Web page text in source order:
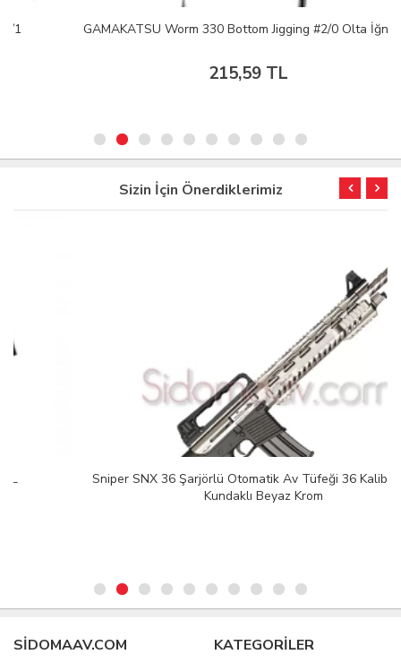
GAMAKATSU Worm 330 Bottom Jigging #2/0 Olta İğnesi
215,59 TL
Sizin İçin Önerdiklerimiz
Sniper SNX 36 Şarjörlü Otomatik Av Tüfeği 36 Kalibre Metal
Kundaklı Beyaz Krom
SIDOMAAV.COM KATEGORİLER